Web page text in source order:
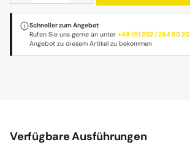
Schneller zum Angebot
Rufen Sie uns gerne an unter+49 (0) 202 / 264 80 20
Angebot zu diesem Artikel zu bekommen
Verfügbare Ausführungen